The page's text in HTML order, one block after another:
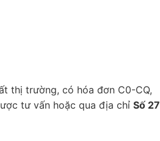
thị trường, có hóa đơn C0-CQ,
tư vấn hoặc qua địa chỉ Số 27